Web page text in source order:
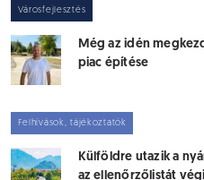
Városfejlesztés
Még az idén
piac építése
Felhívások, tájékoztatók
Külföldre utazik a
az ellenőrzőlistát